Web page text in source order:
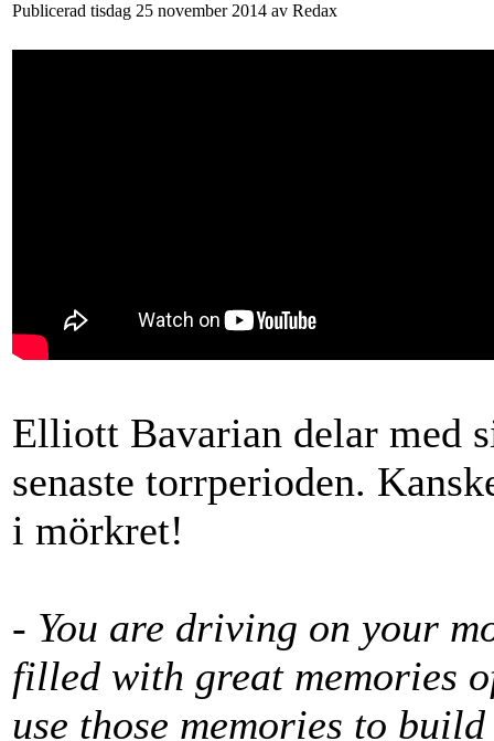
Publicerad tisdag 25 november 2014 av Redax
Elliott Bavarian delar med
senaste torrperioden.
i mörkret!
- You are driving on your
filled with great memories
use those memories to